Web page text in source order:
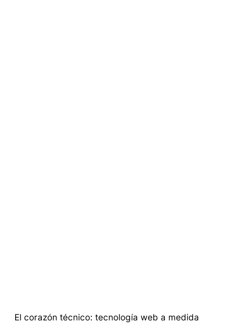
El corazón técnico: tecnología web a medida